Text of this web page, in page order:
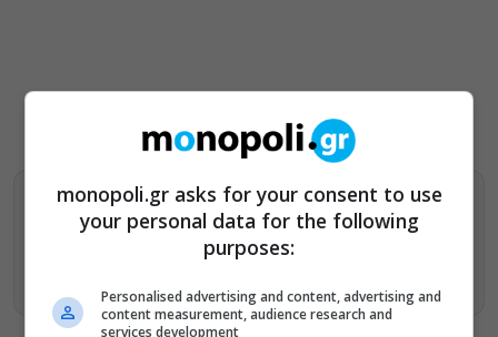
Βρείτε περισσότερα άρθρα μας στα αποτελέσματα
αναζητησης
monopoli.gr asks for your consent to use
your personal data for the following
purposes:
Personalised advertising and content, advertising and
content measurement, audience research and
services development